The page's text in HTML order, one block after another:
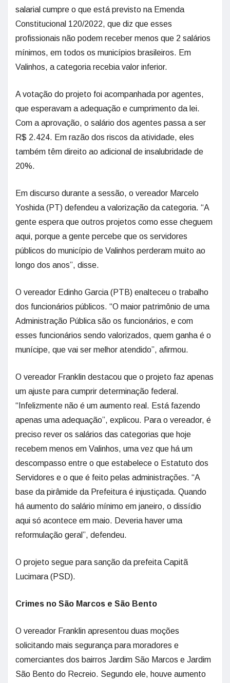
salarial cumpre o que está previsto na Emenda
Constitucional 120/2022, que diz que esses
profissionais não podem receber menos que 2 salários
mínimos, em todos os municípios brasileiros. Em
Valinhos, a categoria recebia valor inferior.
A votação do projeto foi acompanhada por agentes,
que esperavam a adequação e cumprimento da lei.
Com a aprovação, o salário dos agentes passa a ser
R$ 2.424. Em razão dos riscos da atividade, eles
também têm direito ao adicional de insalubridade de
20%.
Em discurso durante a sessão, o vereador Marcelo
Yoshida (PT) defendeu a valorização da categoria. “A
gente espera que outros projetos como esse cheguem
aqui, porque a gente percebe que os servidores
públicos do município de Valinhos perderam muito ao
longo dos anos”, disse.
O vereador Edinho Garcia (PTB) enalteceu o trabalho
dos funcionários públicos. “O maior patrimônio de uma
Administração Pública são os funcionários, e com
esses funcionários sendo valorizados, quem ganha é o
munícipe, que vai ser melhor atendido”, afirmou.
O vereador Franklin destacou que o projeto faz apenas
um ajuste para cumprir determinação federal.
“Infelizmente não é um aumento real. Está fazendo
apenas uma adequação”, explicou. Para o vereador, é
preciso rever os salários das categorias que hoje
recebem menos em Valinhos, uma vez que há um
descompasso entre o que estabelece o Estatuto dos
Servidores e o que é feito pelas administrações. “A
base da pirâmide da Prefeitura é injustiçada. Quando
há aumento do salário mínimo em janeiro, o dissídio
aqui só acontece em maio. Deveria haver uma
reformulação geral”, defendeu.
O projeto segue para sanção da prefeita Capitã
Lucimara (PSD).
Crimes no São Marcos e São Bento
O vereador Franklin apresentou duas moções
solicitando mais segurança para moradores e
comerciantes dos bairros Jardim São Marcos e Jardim
São Bento do Recreio. Segundo ele, houve aumento